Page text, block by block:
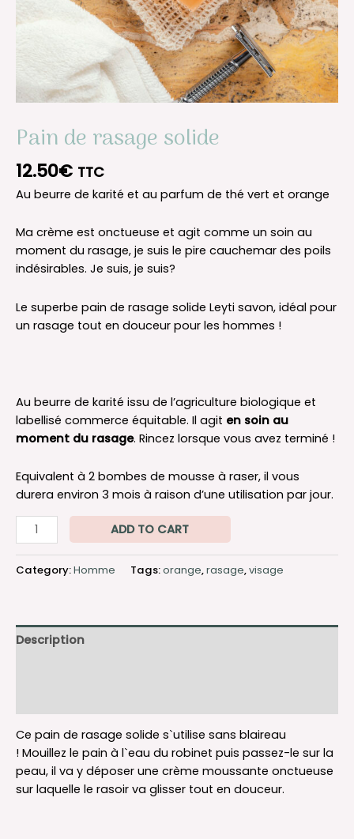
Pain de rasage solide
12.50€ TTC
Au beurre de karité et au parfum de thé vert et orange
Ma crème est onctueuse et agit comme un soin au
moment du rasage, je suis le pire cauchemar des poils
indésirables. Je suis, je suis?
Le superbe pain de rasage solide Leyti savon, idéal pour
un rasage tout en douceur pour les hommes !
Au beurre de karité issu de l’agriculture biologique et
labellisé commerce équitable. Il agit en soin au
moment du rasage. Rincez lorsque vous avez terminé !
Equivalent à 2 bombes de mousse à raser, il vous
durera environ 3 mois à raison d’une utilisation par jour.
ADD TO CART
Category:Homme Tags:orange,rasage,visage
Description
Ce pain de rasage solide s`utilise sans blaireau
! Mouillez le pain à l`eau du robinet puis passez-le sur la
peau, il va y déposer une crème moussante onctueuse
sur laquelle le rasoir va glisser tout en douceur.